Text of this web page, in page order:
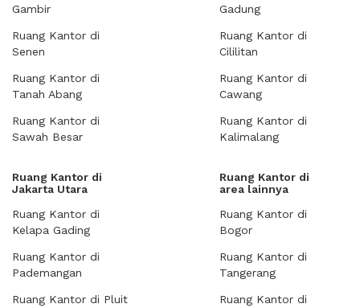
Gambir
Ruang Kantor di
Senen
Ruang Kantor di
Tanah Abang
Ruang Kantor di
Sawah Besar
Gadung
Ruang Kantor di
Cililitan
Ruang Kantor di
Cawang
Ruang Kantor di
Kalimalang
Ruang Kantor di
Jakarta Utara
Ruang Kantor di
Kelapa Gading
Ruang Kantor di
Pademangan
Ruang Kantor di Pluit
Ruang Kantor di
area lainnya
Ruang Kantor di
Bogor
Ruang Kantor di
Tangerang
Ruang Kantor di